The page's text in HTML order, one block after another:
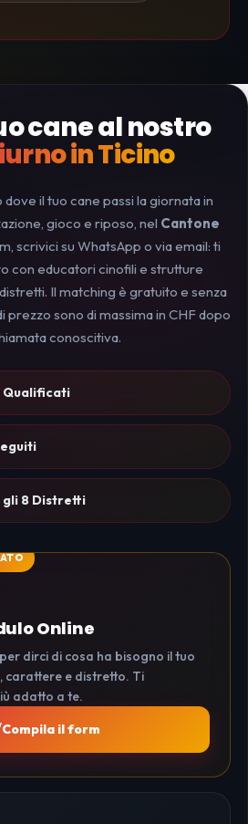
cane al nostro
in Ticino
il tuo cane passi la giornata in
gioco e riposo, nel Cantone
scrivici su WhatsApp o via email: ti
con educatori cinofili e strutture
Il matching è gratuito e senza
prezzo sono di massima in CHF dopo
conoscitiva.
Qualificati
8 Distretti
Online
dirci di cosa ha bisogno il tuo
carattere e distretto. Ti
adatto a te.
Compila il form